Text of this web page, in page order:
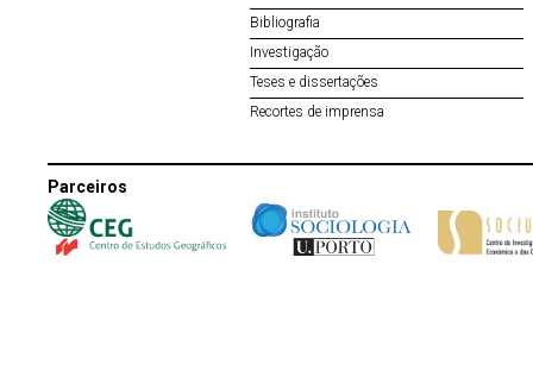
Bibliografia
Investigação
Teses e dissertações
Recortes de imprensa
Parceiros